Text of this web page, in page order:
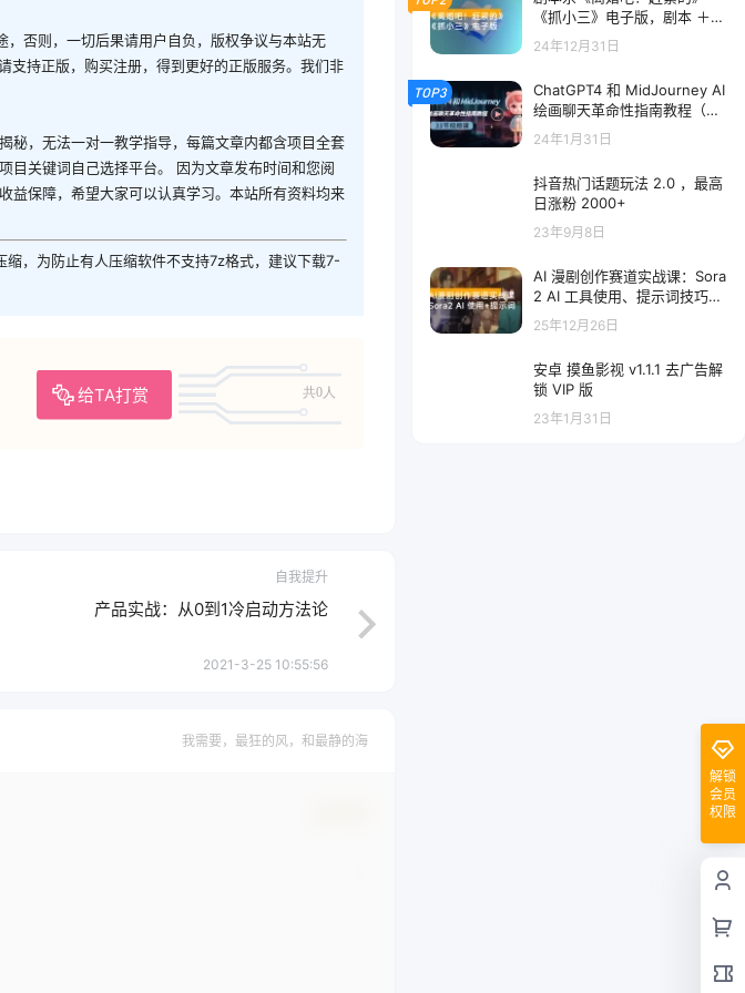
否则，一切后果请用户自负，版权争议与本站无
支持正版，购买注册，得到更好的正版服务。我们非
秘，无法一对一教学指导，每篇文章内都含项目全套
目关键词自己选择平台。 因为文章发布时间和您阅
益保障，希望大家可以认真学习。本站所有资料均来
缩，为防止有人压缩软件不支持7z格式，建议下载7-
给TA打赏 共0人
自我提升
产品实战：从0到1冷启动方法论
2021-3-25 10:55:56
我需要，最狂的风，和最静的海
《抓小三》电子版，剧本 ＋
线索卡开本资料
24年12月31日
TOP3
ChatGPT4 和 MidJourney AI
绘画聊天革命性指南教程（中
英字幕 33 节课）
24年1月31日
抖音热门话题玩法 2.0 ，最高
日涨粉 2000+
23年9月8日
AI 漫剧创作赛道实战课：Sora
2 AI 工具使用、提示词技巧、
多路径变现，小白月入过万
25年12月26日
安卓 摸鱼影视 v1.1.1 去广告解
锁 VIP 版
23年1月31日
解锁
会员
权限